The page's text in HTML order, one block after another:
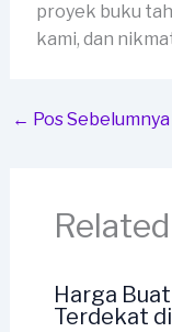
proyek buku
kami, dan
← Pos Sebelumnya
Harga
Terdekat